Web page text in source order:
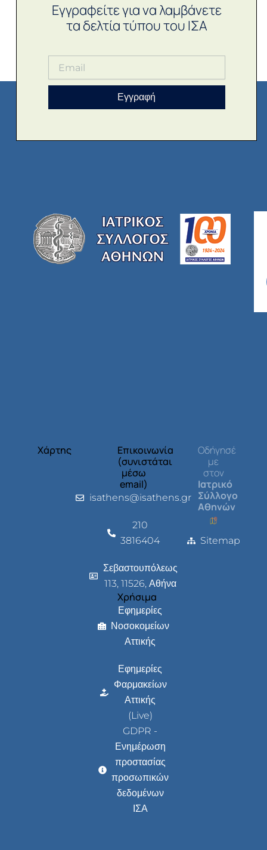
Εγγραφείτε για να λαμβάνετε
τα δελτία τύπου του ΙΣΑ
Εγγραφή
Χάρτης
Επικοινωνία
(συνιστάται
μέσω
email)
isathens@isathens.gr
210
3816404
Σεβαστουπόλεως
113, 11526, Αθήνα
Χρήσιμα
Εφημερίες
Νοσοκομείων
Αττικής
Εφημερίες
Φαρμακείων
Αττικής
(Live)
GDPR -
Ενημέρωση
προστασίας
προσωπικών
δεδομένων
ΙΣΑ
Οδήγησέ
με
στον
Ιατρικό
Σύλλογο
Αθηνών
Sitemap